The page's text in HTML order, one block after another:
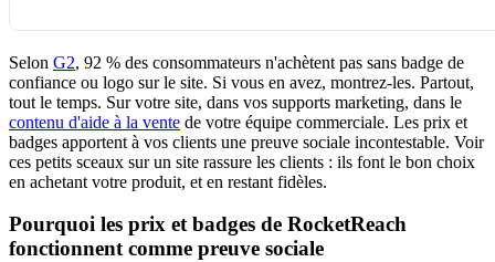
Selon G2, 92 % des consommateurs n'achètent pas sans badge de
confiance ou logo sur le site. Si vous en avez, montrez-les. Partout,
tout le temps. Sur votre site, dans vos supports marketing, dans le
contenu d'aide à la vente de votre équipe commerciale. Les prix et
badges apportent à vos clients une preuve sociale incontestable. Voir
ces petits sceaux sur un site rassure les clients : ils font le bon choix
en achetant votre produit, et en restant fidèles.
Pourquoi les prix et badges de RocketReach
fonctionnent comme preuve sociale